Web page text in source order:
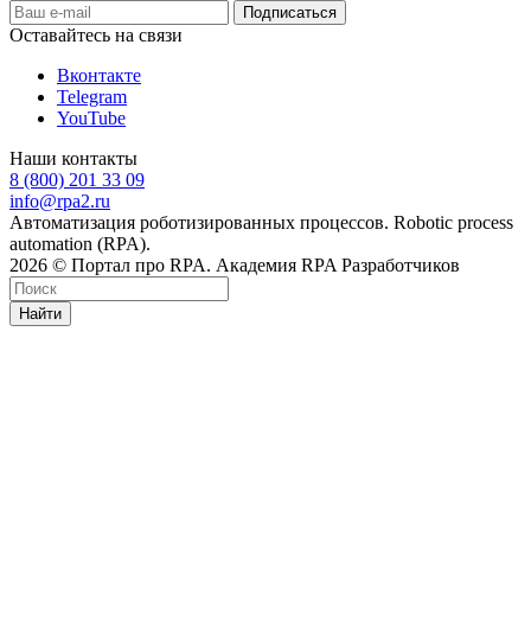
Оставайтесь на связи
Вконтакте
Telegram
YouTube
Наши контакты
8 (800) 201 33 09
info@rpa2.ru
Автоматизация роботизированных процессов. Robotic process
automation (RPA).
2026 © Портал про RPA. Академия RPA Разработчиков
Найти